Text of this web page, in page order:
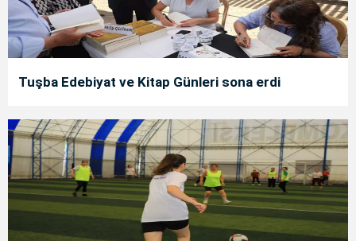
Tuşba Edebiyat ve Kitap Günleri sona erdi